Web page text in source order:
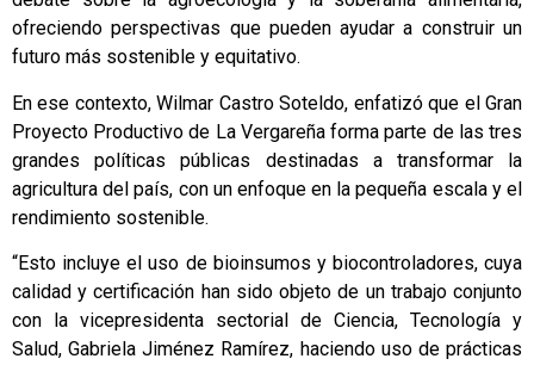
ofreciendo perspectivas que pueden ayudar a construir un
futuro más sostenible y equitativo.
En ese contexto, Wilmar Castro Soteldo, enfatizó que el Gran
Proyecto Productivo de La Vergareña forma parte de las tres
grandes políticas públicas destinadas a transformar la
agricultura del país, con un enfoque en la pequeña escala y el
rendimiento sostenible.
“Esto incluye el uso de bioinsumos y biocontroladores, cuya
calidad y certificación han sido objeto de un trabajo conjunto
con la vicepresidenta sectorial de Ciencia, Tecnología y
Salud, Gabriela Jiménez Ramírez, haciendo uso de prácticas